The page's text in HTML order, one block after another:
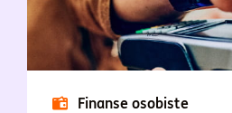
Finanse osobiste